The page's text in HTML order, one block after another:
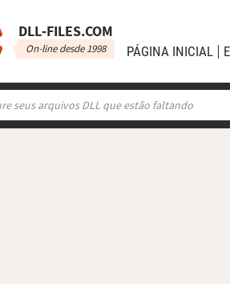
DLL‑FILES.COM
On-line desde 1998 PÁGINA INICIAL